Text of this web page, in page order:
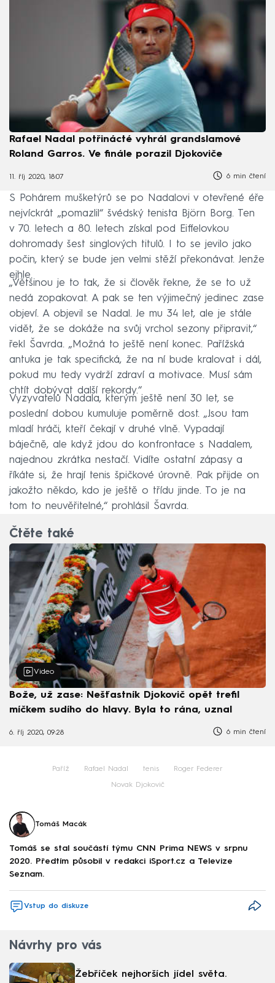
Rafael Nadal potřinácté vyhrál grandslamové
Roland Garros. Ve finále porazil Djokoviče
11. říj 2020, 18:07 6 min čtení
S Pohárem mušketýrů se po Nadalovi v otevřené éře
nejvíckrát „pomazlil“ švédský tenista Björn Borg. Ten
v 70. letech a 80. letech získal pod Eiffelovkou
dohromady šest singlových titulů. I to se jevilo jako
počin, který se bude jen velmi stěží překonávat. Jenže
ejhle.
„Většinou je to tak, že si člověk řekne, že se to už
nedá zopakovat. A pak se ten výjimečný jedinec zase
objeví. A objevil se Nadal. Je mu 34 let, ale je stále
vidět, že se dokáže na svůj vrchol sezony připravit,“
řekl Šavrda. „Možná to ještě není konec. Pařížská
antuka je tak specifická, že na ní bude kralovat i dál,
pokud mu tedy vydrží zdraví a motivace. Musí sám
chtít dobývat další rekordy.“
Vyzyvatelů Nadala, kterým ještě není 30 let, se
poslední dobou kumuluje poměrně dost. „Jsou tam
mladí hráči, kteří čekají v druhé vlně. Vypadají
báječně, ale když jdou do konfrontace s Nadalem,
najednou zkrátka nestačí. Vidíte ostatní zápasy a
říkáte si, že hrají tenis špičkové úrovně. Pak přijde on
jakožto někdo, kdo je ještě o třídu jinde. To je na
tom to neuvěřitelné,“ prohlásil Šavrda.
Čtěte také
Video
Bože, už zase: Nešťastník Djokovič opět trefil
míčkem sudího do hlavy. Byla to rána, uznal
6. říj 2020, 09:28 6 min čtení
Paříž Rafael Nadal tenis Roger Federer
Novak Djokovič
Tomáš Macák
Tomáš se stal součástí týmu CNN Prima NEWS v srpnu
2020. Předtím působil v redakci iSport.cz a Televize
Seznam.
Vstup do diskuze
Návrhy pro vás
Žebříček nejhorších jídel světa.